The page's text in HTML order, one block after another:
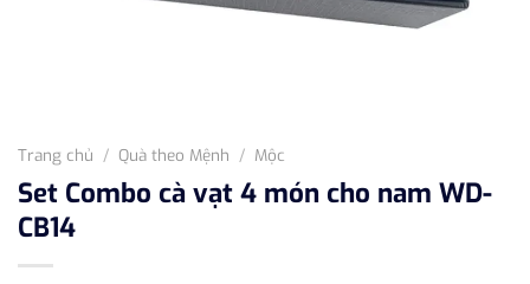
Trang chủ / Quà theo Mệnh / Mộc
Set Combo cà vạt 4 món cho nam WD-
CB14